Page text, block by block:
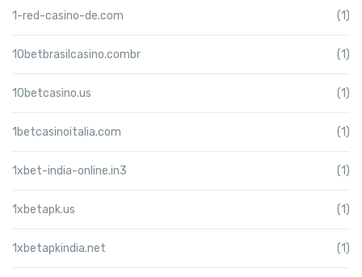
1-red-casino-de.com (1)
10betbrasilcasino.combr (1)
10betcasino.us (1)
1betcasinoitalia.com (1)
1xbet-india-online.in3 (1)
1xbetapk.us (1)
1xbetapkindia.net (1)